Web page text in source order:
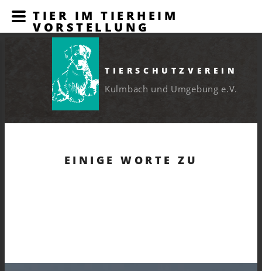
TIERSCHUTZVEREIN
Kulmbach und Umgebung e.V.
EINIGE WORTE ZU
TIER IM TIERHEIM
VORSTELLUNG